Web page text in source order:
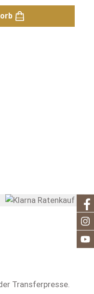
die Schaltflächen um
Transferpresse.